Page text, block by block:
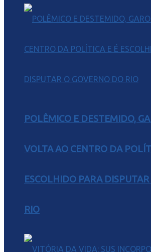
POLÊMICO E DESTEMIDO,
VOLTA AO CENTRO DA
ESCOLHIDO PARA
RIO